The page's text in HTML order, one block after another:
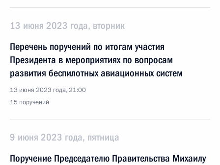
13 июня 2023 года, вторник
Перечень поручений по итогам участия
Президента в мероприятиях по вопросам
развития беспилотных авиационных систем
13 июня 2023 года, 21:00
15 поручений
9 июня 2023 года, пятница
Поручение Председателю Правительства Михаилу